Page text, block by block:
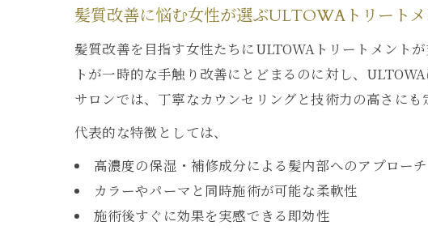
実体験
髪質改善ト
酸熱ト
髪質改善に悩む女性が選ぶULTOWAトリート
髪質改善を目指す女性たちにULTOWAトリートメント
トが一時的な手触り改善にとどまるのに対し、
サロンでは、丁寧なカウンセリングと技術力の高さにも
代表的な特徴としては、
高濃度の保湿・補修成分による髪内部へのアプローチ
カラーやパーマと同時施術が可能な柔軟性
施術後すぐに効果を実感できる即効性